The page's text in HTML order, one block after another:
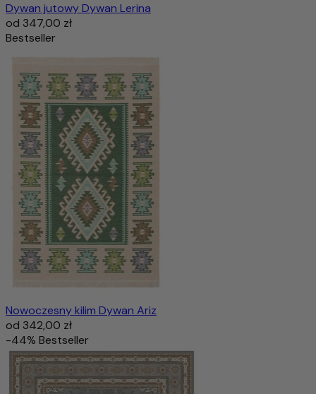
Dywan jutowy Dywan Lerina
od 347,00 zł
Bestseller
Nowoczesny kilim Dywan Ariz
od 342,00 zł
-44% Bestseller